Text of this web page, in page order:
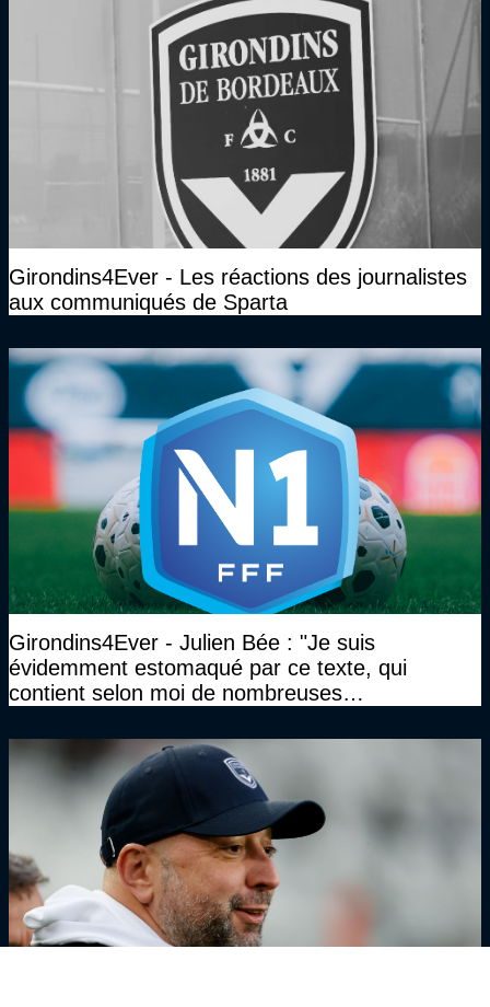
Girondins4Ever - Les réactions des journalistes
aux communiqués de Sparta
Girondins4Ever - Julien Bée : "Je suis
évidemment estomaqué par ce texte, qui
contient selon moi de nombreuses
plan juridique"